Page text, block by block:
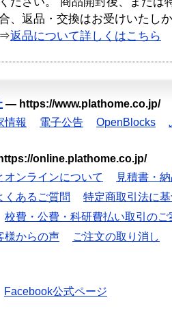
、返品・交換はお受けいたし
⇒返品について詳しくはこちら
— https://www.plathome.co.jp/
情報 電子公告 OpenBlocks
https://online.plathome.co.jp/
オンラインについて
見積書・
くあるご質問
特定商取引法に
校費・公費・科研費払い取引のご
様からの声 ご注文の取り消し
Facebook公式ページ